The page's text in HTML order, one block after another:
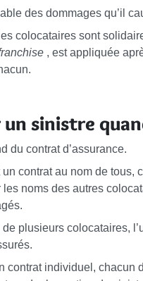
des dommages qu’il
colocataires sont
, est appliquée
sinistre
du contrat d’assurance.
contrat au nom de tous,
noms des autres
plusieurs colocataires,
contrat individuel, chacun